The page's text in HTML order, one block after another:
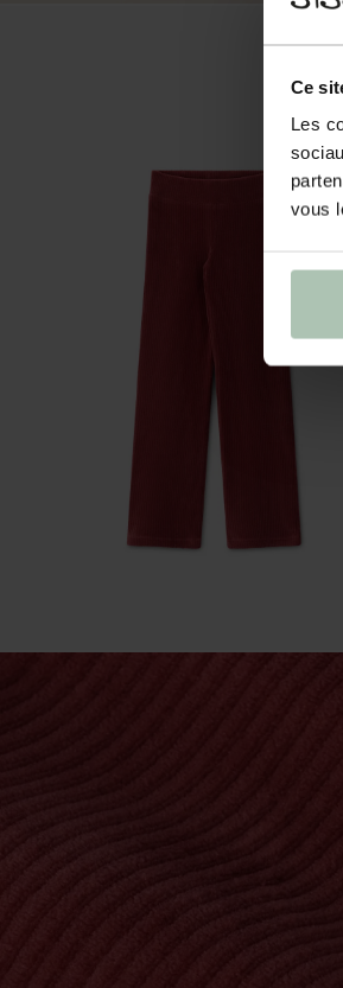
Ce
Les
vous